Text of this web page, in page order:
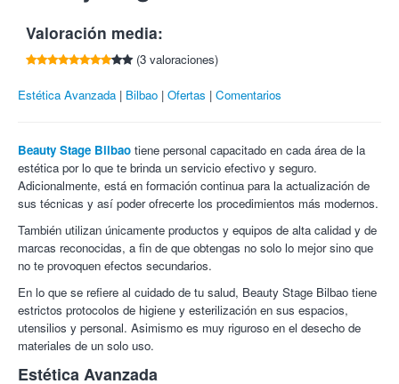
en el centro por la malla para el tratamiento.
1 zona a elegir entre:
Brazo.
Parte trasera del muslo.
Cartucheras.
Lateral del abdomen.
A diferencia de muchas de las técnicas disponibles en el
mercado, LPG ®endermologie propone una alternativa 100 %
de nuestra pielpara luchar contra toda manifestación
antiestética (piel flácida, grasa resistente, piel de naranja, etc).
La estimulación mecánica de las células, denominada
forma natural y sin dolor.
Horario: lunes miércoles y jueves: 10:00h a 14:00h - 16:00h
a 20:00h. Martes y viernes de 10:00h - 18:00h.
Cancelaciones con 24 horas de antelación.
Valoración media:
(3 valoraciones)
Estética Avanzada Bilbao Ofertas Comentarios
Beauty Stage Bilbao tiene personal capacitado en cada área de la
estética por lo que te brinda un servicio efectivo y seguro.
Adicionalmente, está en formación continua para la actualización de
sus técnicas y así poder ofrecerte los procedimientos más modernos.
También utilizan únicamente productos y equipos de alta calidad y de
marcas reconocidas, a fin de que obtengas no solo lo mejor sino que
no te provoquen efectos secundarios.
En lo que se refiere al cuidado de tu salud, Beauty Stage Bilbao tiene
estrictos protocolos de higiene y esterilización en sus espacios,
utensilios y personal. Asimismo es muy riguroso en el desecho de
materiales de un solo uso.
Estética Avanzada